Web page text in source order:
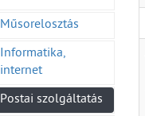
Műsorelosztás
Informatika,
internet
Postai szolgáltatás